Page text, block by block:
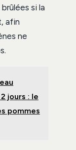
si la
afin
ne
jours : le
pommes